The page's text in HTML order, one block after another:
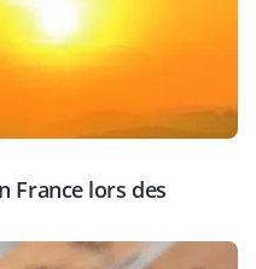
France lors des